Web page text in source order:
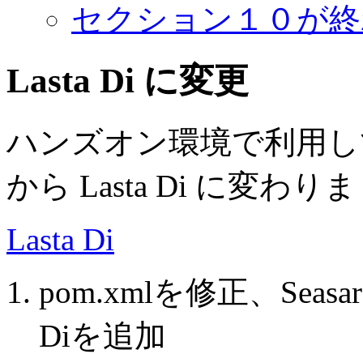
セクション１０が
Lasta Di に変更
ハンズオン環境で利用
から Lasta Di に変わり
Lasta Di
pom.xmlを修正、
Diを追加